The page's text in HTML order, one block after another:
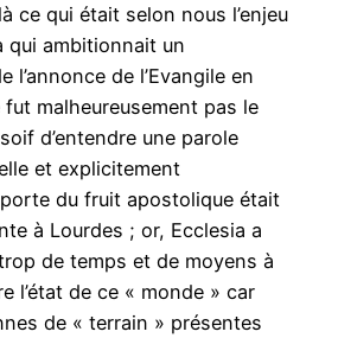
ce qui était selon nous l’enjeu
qui ambitionnait un
l’annonce de l’Evangile en
fut malheureusement pas le
d’entendre une parole
et explicitement
du fruit apostolique était
à Lourdes ; or, Ecclesia a
de temps et de moyens à
l’état de ce « monde » car
de « terrain » présentes